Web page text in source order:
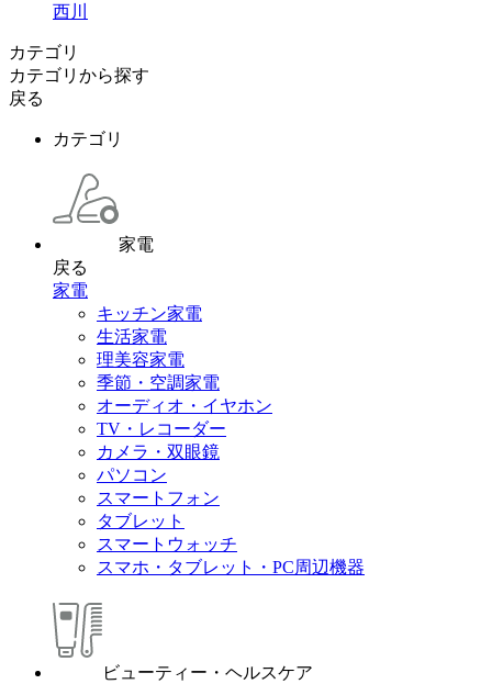
西川
カテゴリ
カテゴリから探す
戻る
カテゴリ
家電
戻る
家電
キッチン家電
生活家電
理美容家電
季節・空調家電
オーディオ・イヤホン
TV・レコーダー
カメラ・双眼鏡
パソコン
スマートフォン
タブレット
スマートウォッチ
スマホ・タブレット・PC周辺機器
ビューティー・ヘルスケア